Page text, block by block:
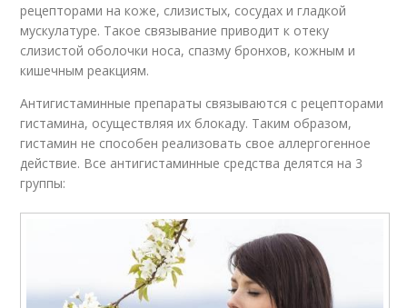
рецепторами на коже, слизистых, сосудах и гладкой
мускулатуре. Такое связывание приводит к отеку
слизистой оболочки носа, спазму бронхов, кожным и
кишечным реакциям.
Антигистаминные препараты связываются с рецепторами
гистамина, осуществляя их блокаду. Таким образом,
гистамин не способен реализовать свое аллергогенное
действие. Все антигистаминные средства делятся на 3
группы: